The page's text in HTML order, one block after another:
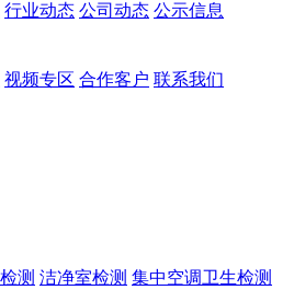
行业动态 公司动态 公示信息
视频专区 合作客户 联系我们
测 洁净室检测 集中空调卫生检测